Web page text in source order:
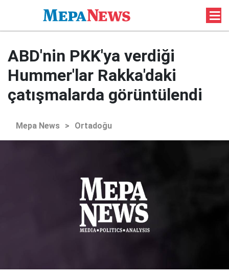
ABD'nin PKK'ya verdiği
Hummer'lar Rakka'daki
çatışmalarda görüntülendi
Mepa News > Ortadoğu